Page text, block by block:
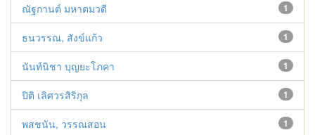
1
ณัฐกานต์ มหาตมวดี
1
ธนวรรณ, สังข์แก้ว
1
นันท์นิชา บุญยะโภคา
1
ปิติ เลิศวรสิริกุล
1
พสชนัน, วรรณสอน